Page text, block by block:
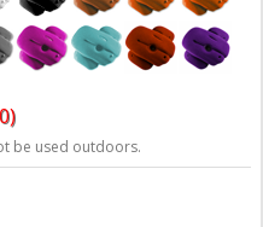
be used outdoors.